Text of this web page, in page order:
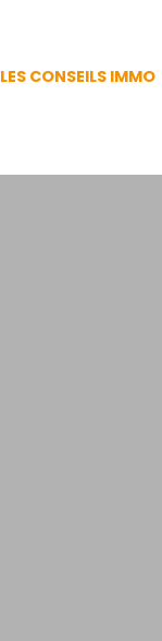
LES CONSEILS IMMO